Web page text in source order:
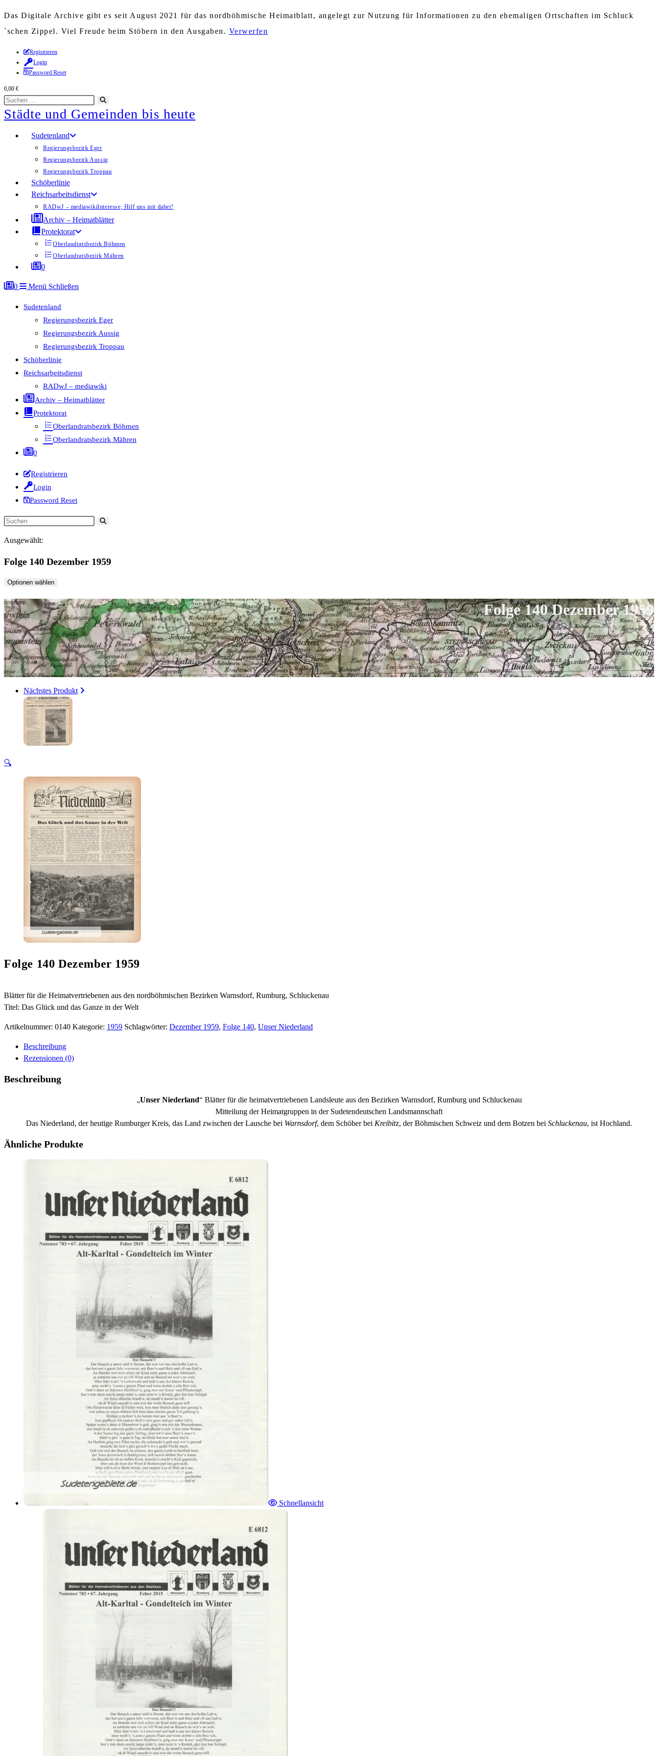
Das Digitale Archive gibt es seit August 2021 für das nordböhmische Heimatblatt, angelegt zur Nutzung für Informationen zu den ehemaligen Ortschaften im Schluck
`schen Zippel. Viel Freude beim Stöbern in den Ausgaben. Verwerfen
Zum
Inhalt
springen
Registrieren
Login
Password Reset
0,00 €
Diese
Website
durchsuchen
starten
Städte und Gemeinden bis heute
Sudetenland
Regierungsbezirk Eger
Regierungsbezirk Aussig
Regierungsbezirk Troppau
Schöberlinie
Reichsarbeitsdienst
RADwJ – mediawikiInteresse, Hilf uns mit dabei!
Archiv – Heimatblätter
Protektorat
Oberlandratsbezirk Böhmen
Oberlandratsbezirk Mähren
0
0 Menü Schließen
Sudetenland
Regierungsbezirk Eger
Regierungsbezirk Aussig
Regierungsbezirk Troppau
Schöberlinie
Reichsarbeitsdienst
RADwJ – mediawiki
Archiv – Heimatblätter
Protektorat
Oberlandratsbezirk Böhmen
Oberlandratsbezirk Mähren
0
Registrieren
Login
Password Reset
Diese
durchsuchen
Ausgewählt:
Folge 140 Dezember 1959
Optionen wählen
Folge 140 Dezember 1959
Nächstes Produkt
🔍
Folge 140 Dezember 1959
Blätter für die Heimatvertriebenen aus den nordböhmischen Bezirken Warnsdorf, Rumburg, Schluckenau
Titel: Das Glück und das Ganze in der Welt
Artikelnummer: 0140 Kategorie: 1959 Schlagwörter: Dezember 1959, Folge 140, Unser Niederland
Beschreibung
Rezensionen (0)
Beschreibung
„Unser Niederland“ Blätter für die heimatvertriebenen Landsleute aus den Bezirken Warnsdorf, Rumburg und Schluckenau
Mitteilung der Heimatgruppen in der Sudetendeutschen Landsmannschaft
Das Niederland, der heutige Rumburger Kreis, das Land zwischen der Lausche bei Warnsdorf, dem Schöber bei Kreibitz, der Böhmischen Schweiz und dem Botzen bei Schluckenau, ist Hochland.
Ähnliche Produkte
Schnellansicht